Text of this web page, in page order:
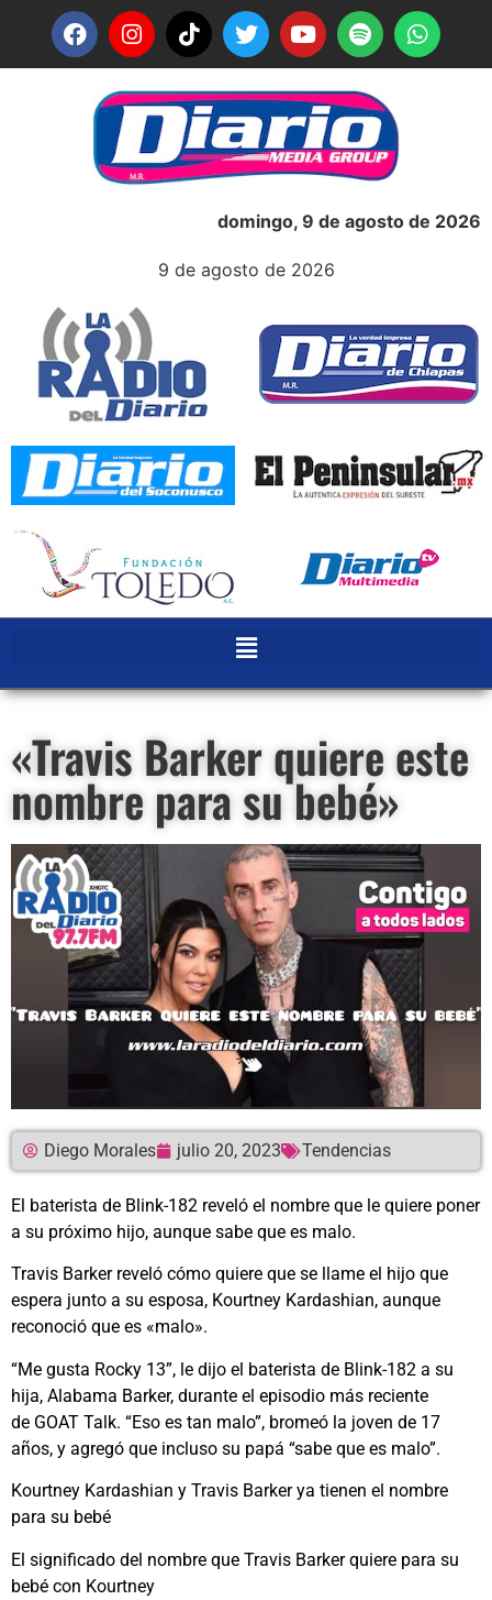
domingo, 9 de agosto de 2026
9 de agosto de 2026
«Travis Barker quiere este
nombre para su bebé»
Diego Morales julio 20, 2023 Tendencias
El baterista de Blink-182 reveló el nombre que le quiere poner
a su próximo hijo, aunque sabe que es malo.
Travis Barker reveló cómo quiere que se llame el hijo que
espera junto a su esposa, Kourtney Kardashian, aunque
reconoció que es «malo».
“Me gusta Rocky 13”, le dijo el baterista de Blink-182 a su
hija, Alabama Barker, durante el episodio más reciente
de GOAT Talk. “Eso es tan malo”, bromeó la joven de 17
años, y agregó que incluso su papá “sabe que es malo”.
Kourtney Kardashian y Travis Barker ya tienen el nombre
para su bebé
El significado del nombre que Travis Barker quiere para su
bebé con Kourtney